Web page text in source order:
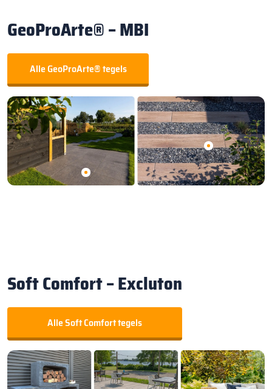
GeoProArte® – MBI
Alle GeoProArte® tegels
Soft Comfort – Excluton
Alle Soft Comfort tegels